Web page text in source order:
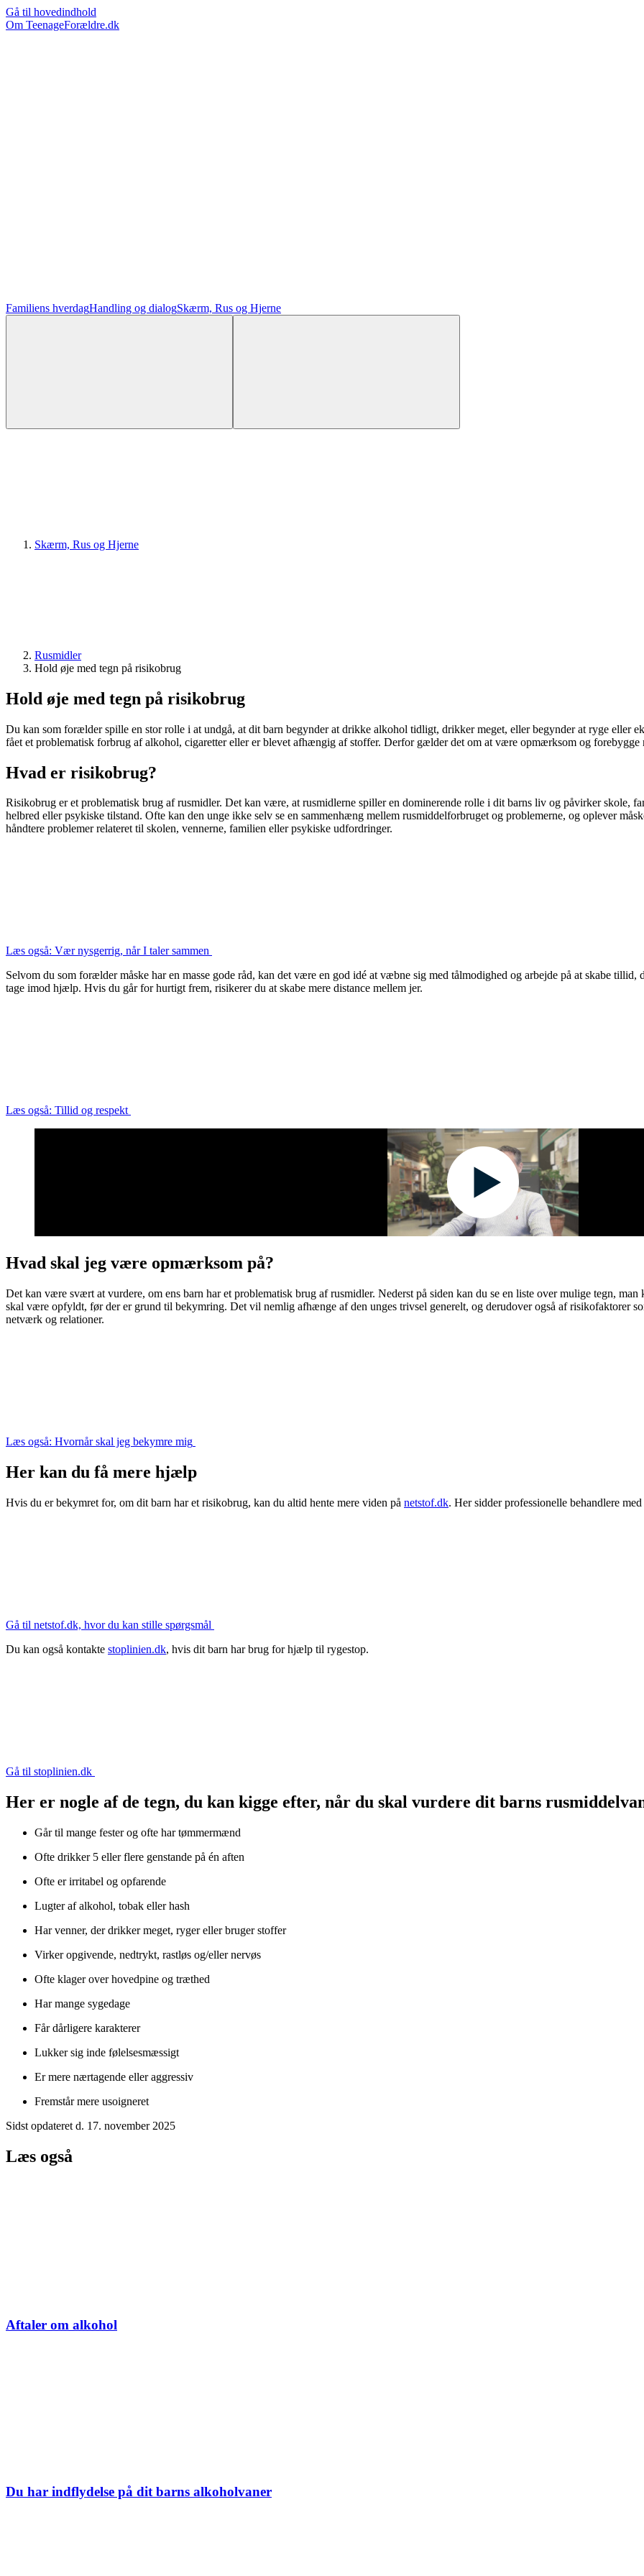
Gå til hovedindhold
Om TeenageForældre.dk
Familiens hverdagHandling og dialogSkærm, Rus og Hjerne
Skærm, Rus og Hjerne
Rusmidler
Hold øje med tegn på risikobrug
Hold øje med tegn på risikobrug
Du kan som forælder spille en stor rolle i at undgå, at dit barn begynder at drikke alkohol tidligt, drikker meget, eller begynder at ryge eller
fået et problematisk forbrug af alkohol, cigaretter eller er blevet afhængig af stoffer. Derfor gælder det om at være opmærksom og forebygge
Hvad er risikobrug?
Risikobrug er et problematisk brug af rusmidler. Det kan være, at rusmidlerne spiller en dominerende rolle i dit barns liv og påvirker skole,
helbred eller psykiske tilstand. Ofte kan den unge ikke selv se en sammenhæng mellem rusmiddelforbruget og problemerne, og oplever
håndtere problemer relateret til skolen, vennerne, familien eller psykiske udfordringer.
Læs også: Vær nysgerrig, når I taler sammen
Selvom du som forælder måske har en masse gode råd, kan det være en god idé at væbne sig med tålmodighed og arbejde på at skabe
tage imod hjælp. Hvis du går for hurtigt frem, risikerer du at skabe mere distance mellem jer.
Læs også: Tillid og respekt
Hvad skal jeg være opmærksom på?
Det kan være svært at vurdere, om ens barn har et problematisk brug af rusmidler. Nederst på siden kan du se en liste over mulige tegn,
skal være opfyldt, før der er grund til bekymring. Det vil nemlig afhænge af den unges trivsel generelt, og derudover også af risikofaktorer
netværk og relationer.
Læs også: Hvornår skal jeg bekymre mig
Her kan du få mere hjælp
Hvis du er bekymret for, om dit barn har et risikobrug, kan du altid hente mere viden på netstof.dk. Her sidder professionelle behandlere
Gå til netstof.dk, hvor du kan stille spørgsmål
Du kan også kontakte stoplinien.dk, hvis dit barn har brug for hjælp til rygestop.
Gå til stoplinien.dk
Her er nogle af de tegn, du kan kigge efter, når du skal vurdere dit barns
Går til mange fester og ofte har tømmermænd
Ofte drikker 5 eller flere genstande på én aften
Ofte er irritabel og opfarende
Lugter af alkohol, tobak eller hash
Har venner, der drikker meget, ryger eller bruger stoffer
Virker opgivende, nedtrykt, rastløs og/eller nervøs
Ofte klager over hovedpine og træthed
Har mange sygedage
Får dårligere karakterer
Lukker sig inde følelsesmæssigt
Er mere nærtagende eller aggressiv
Fremstår mere usoigneret
Sidst opdateret d. 17. november 2025
Læs også
Aftaler om alkohol
Du har indflydelse på dit barns alkoholvaner